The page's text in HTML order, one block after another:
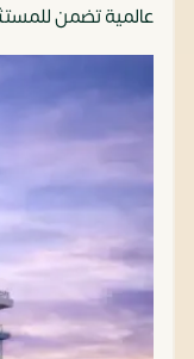
عالمية تضمن